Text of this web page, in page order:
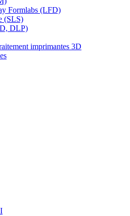
Formlabs (LFD)
(SLS)
DLP)
imprimantes 3D